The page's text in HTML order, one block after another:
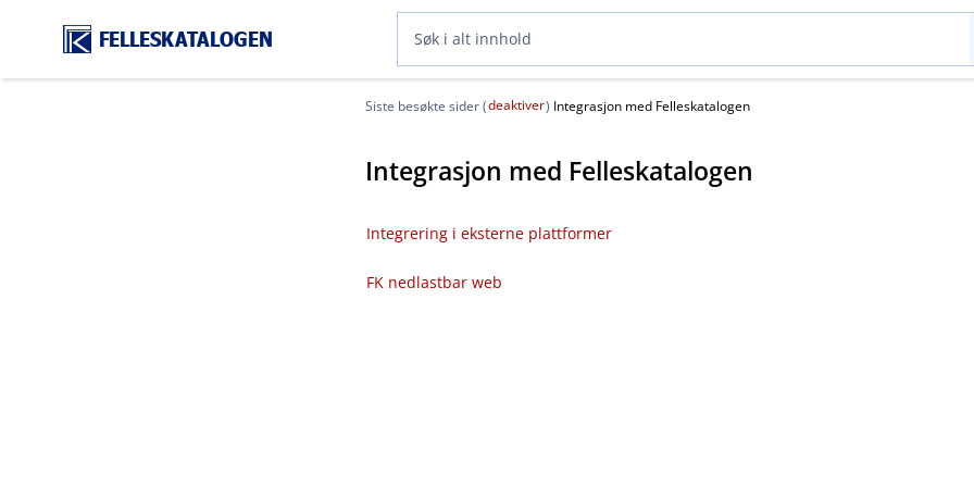
FELLESKATALOGEN
Siste besøkte sider (deaktiver) Integrasjon med Felleskatalogen
Integrasjon med Felleskatalogen
Integrering i eksterne plattformer
FK nedlastbar web